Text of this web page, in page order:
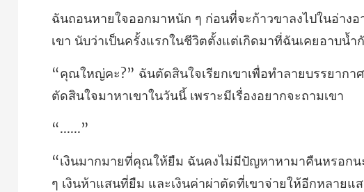
เขา นับว่าเป็นครั้งแรกใน
รยากา
ตั
...
ๆ เงินห้าแสนที่ยืม และเงินค่าผ่าตัดที่เขาจ่ายให้อีกหลายแ